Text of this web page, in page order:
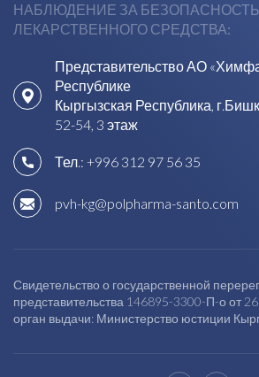
НАБЛЮДЕНИЕ ЗА
ЛЕКАРСТВЕННОГО СРЕДСТВА:
Представительство АО
Республике
Кыргызская Республика,
52-54, 3 этаж
Тел.: +996 312 97 56 35
pvh-kg@polpharma-santo.com
Свидетельство о государственной
представительства 146895-3300-П-о от
орган выдачи: Министерство юстиции